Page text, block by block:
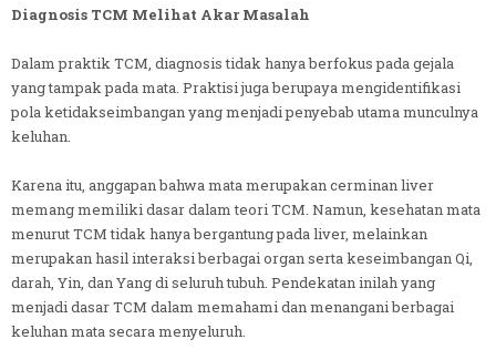
Diagnosis TCM Melihat Akar Masalah
Dalam praktik TCM, diagnosis tidak hanya berfokus pada gejala
yang tampak pada mata. Praktisi juga berupaya mengidentifikasi
pola ketidakseimbangan yang menjadi penyebab utama munculnya
keluhan.
Karena itu, anggapan bahwa mata merupakan cerminan liver
memang memiliki dasar dalam teori TCM. Namun, kesehatan mata
menurut TCM tidak hanya bergantung pada liver, melainkan
merupakan hasil interaksi berbagai organ serta keseimbangan Qi,
darah, Yin, dan Yang di seluruh tubuh. Pendekatan inilah yang
menjadi dasar TCM dalam memahami dan menangani berbagai
keluhan mata secara menyeluruh.